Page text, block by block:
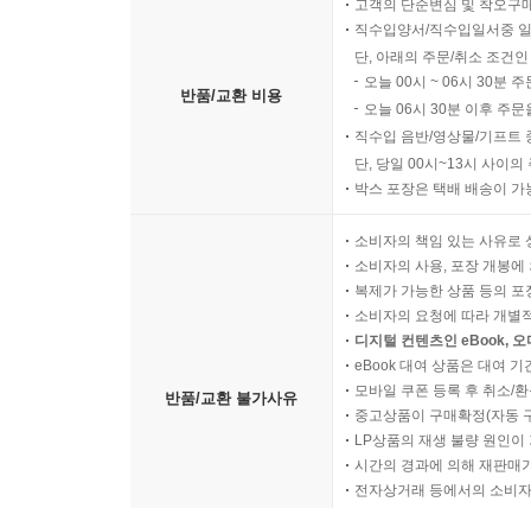
반품/교환 비용
고객의 단순변심 및 착오구
직수입양서/직수입일서중
단, 아래의 주문/취소 조건
오늘 00시 ~ 06시 30분
오늘 06시 30분 이후 주
직수입 음반/영상물/기프트
단, 당일 00시~13시 사이의
박스 포장은 택배 배송이
반품/교환 불가사유
소비자의 책임 있는 사유로
소비자의 사용, 포장 개봉
복제가 가능한 상품 등의
소비자의 요청에 따라 개별
디지털 컨텐츠인 eBook,
eBook 대여 상품은 대여 기
모바일 쿠폰 등록 후 취소/
중고상품이 구매확정(자동
LP상품의 재생 불량 원인
시간의 경과에 의해 재판매
전자상거래 등에서의 소비